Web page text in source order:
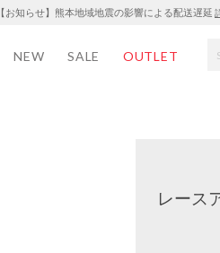
【お知らせ】熊本地域地震の影響による配送遅延
NEW SALE OUTLET
レース